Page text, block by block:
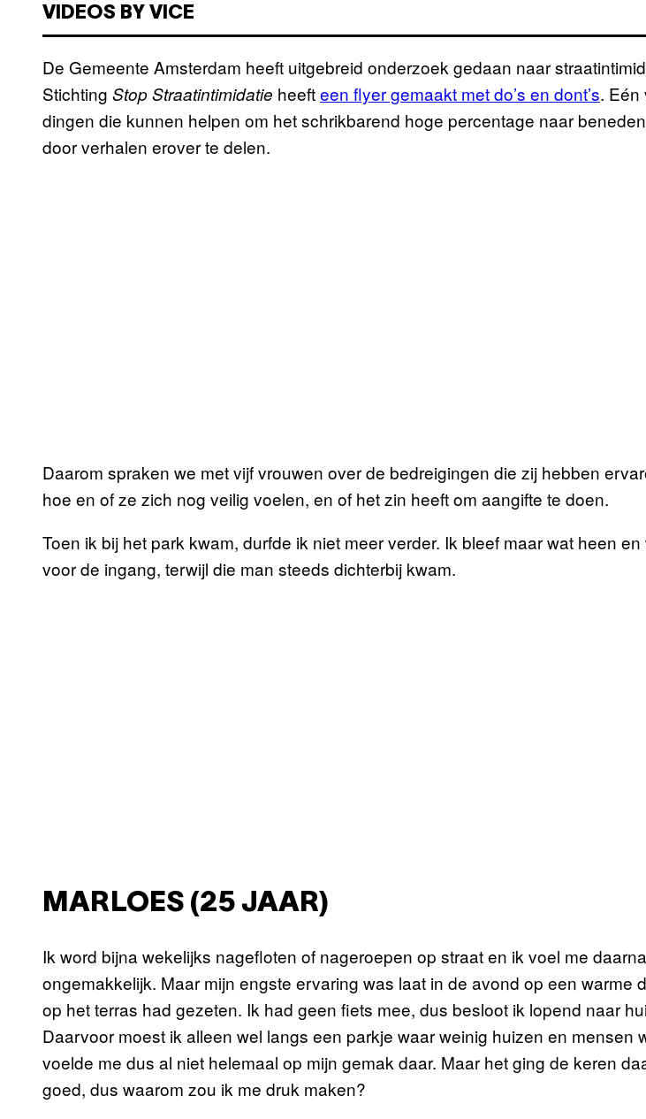
VIDEOS BY VICE
De Gemeente Amsterdam heeft uitgebreid onderzoek gedaan naar
Stichting Stop Straatintimidatie heefteen flyer gemaakt met do’s en dont’s. Eén
dingen die kunnen helpen om het schrikbarend hoge percentage naar
door verhalen erover te delen.
Daarom spraken we met vijf vrouwen over de bedreigingen die zij hebben
hoe en of ze zich nog veilig voelen, en of het zin heeft om aangifte te doen.
Toen ik bij het park kwam, durfde ik niet meer verder. Ik bleef maar wat heen
voor de ingang, terwijl die man steeds dichterbij kwam.
MARLOES (25 JAAR)
Ik word bijna wekelijks nagefloten of nageroepen op straat en ik voel me
ongemakkelijk. Maar mijn engste ervaring was laat in de avond op een warme
op het terras had gezeten. Ik had geen fiets mee, dus besloot ik lopend naar
Daarvoor moest ik alleen wel langs een parkje waar weinig huizen en mensen
voelde me dus al niet helemaal op mijn gemak daar. Maar het ging de keren
goed, dus waarom zou ik me druk maken?